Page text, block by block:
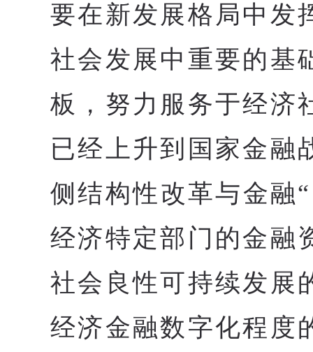
要在新发展格局中发
社会发展中重要的基
板，努力服务于经济
已经上升到国家金融
侧结构性改革与金融
经济特定部门的金融
社会良性可持续发展
经济金融数字化程度